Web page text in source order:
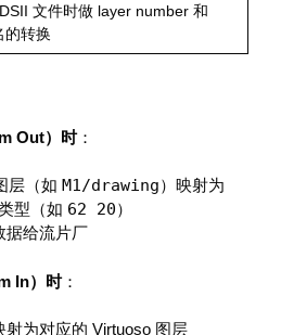
文件时做 layer number 和
的转换
Out）时：
层（如 M1/drawing）映射为
型（如 62 20）
据给流片厂
In）时：
射为对应的 Virtuoso 图层